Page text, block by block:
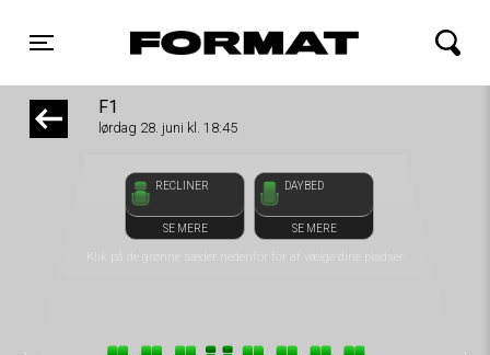
Toggle navigation
FORMAT Biograf
F1
lørdag 28. juni kl. 18:45
RECLINER
SE MERE
DAYBED
SE MERE
Klik på de grønne sæder nedenfor for at vælge dine pladser
front05-temp 070748